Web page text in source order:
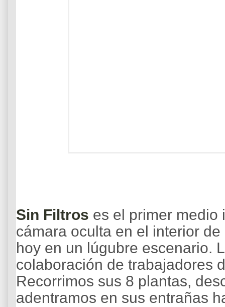
Sin Filtros es el primer medio
cámara oculta en el interior
hoy en un lúgubre escenario.
colaboración de trabajadores
Recorrimos sus 8 plantas,
adentramos en sus entrañas